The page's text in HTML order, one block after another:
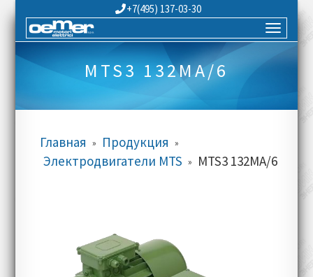
+7(495) 137-03-30
MTS3 132MA/6
Главная » Продукция »
Электродвигатели MTS » MTS3 132MA/6